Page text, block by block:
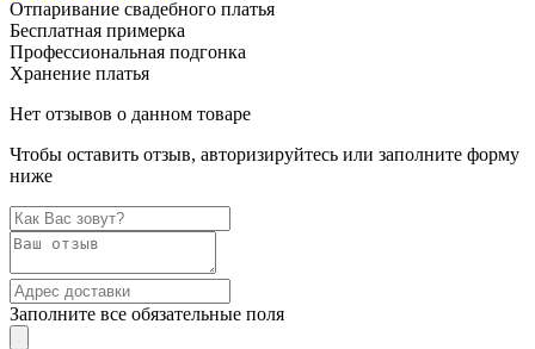
Отпаривание свадебного платья
Бесплатная примерка
Профессиональная подгонка
Хранение платья
Нет отзывов о данном товаре
Чтобы оставить отзыв, авторизируйтесь или заполните форму
ниже
Заполните все обязательные поля